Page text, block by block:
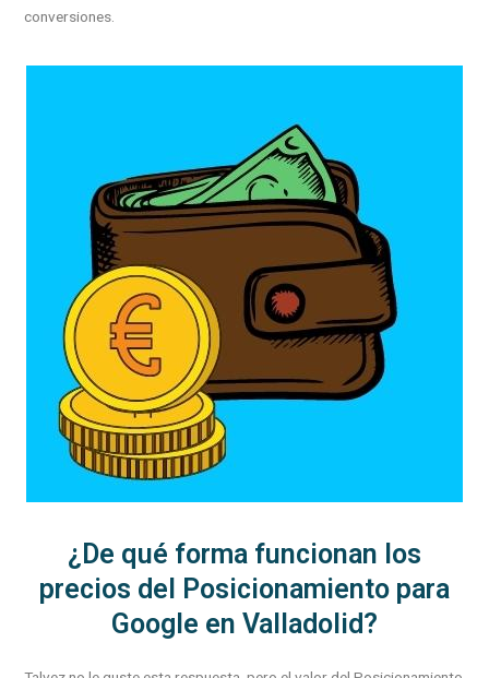
conversiones.
¿De qué forma funcionan los
precios del Posicionamiento para
Google en Valladolid?